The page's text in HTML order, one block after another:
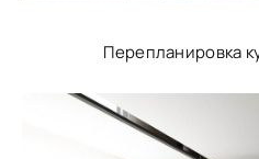
Перепланировка